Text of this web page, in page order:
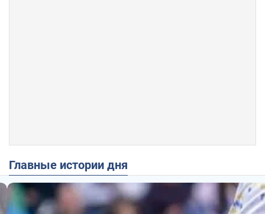
Главные истории дня